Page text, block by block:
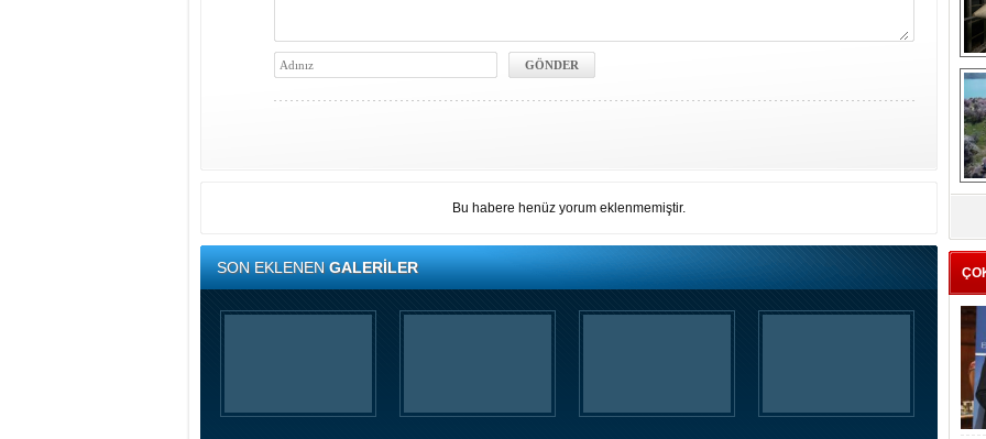
Bu habere henüz yorum eklenmemiştir.
SON EKLENENGALERİLER